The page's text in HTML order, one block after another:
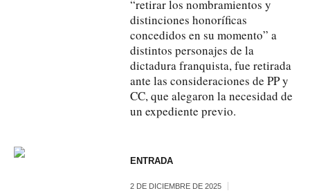
“retirar los nombramientos y
distinciones honoríficas
concedidos en su momento” a
distintos personajes de la
dictadura franquista, fue retirada
ante las consideraciones de PP y
CC, que alegaron la necesidad de
un expediente previo.
ENTRADA
2 DE DICIEMBRE DE 2025